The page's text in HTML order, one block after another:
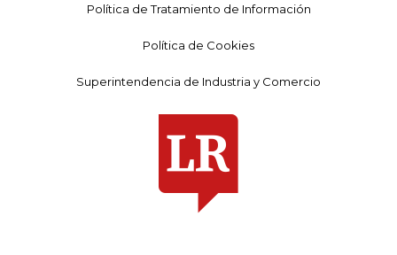
Política de Tratamiento de Información
Política de Cookies
Superintendencia de Industria y Comercio